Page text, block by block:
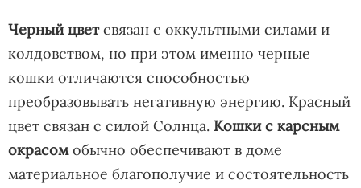
Черный цветсвязан с оккультными силами и
колдовством, но при этом именно черные
кошки отличаются способностью
преобразовывать негативную энергию. Красный
цвет связан с силой Солнца. Кошки с карсным
окрасомобычно обеспечивают в доме
материальное благополучие и состоятельность